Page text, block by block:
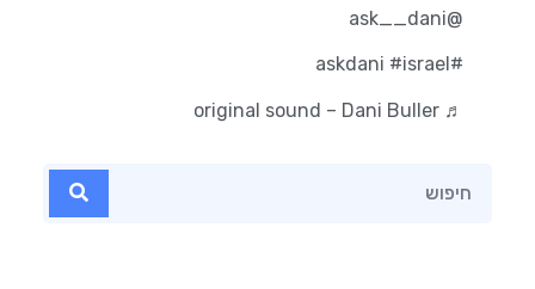
@ask__dani
#askdani
#israel
♬ original sound – Dani Buller